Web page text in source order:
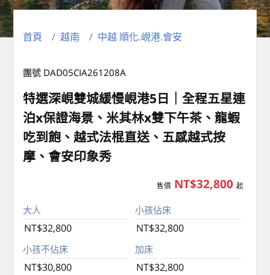
首頁 越南 中越 順化.峴港.會安
團號 DAD05CIA261208A
特選深峴雙城緩慢峴港5日｜全程五星連
泊x保證海景、米其林x雙下午茶、龍蝦
吃到飽、越式法棍直送、五感越式按
摩、會安印象秀
售價 NT$32,800 起
大人
NT$32,800
小孩佔床
NT$32,800
小孩不佔床
NT$30,800
加床
NT$32,800